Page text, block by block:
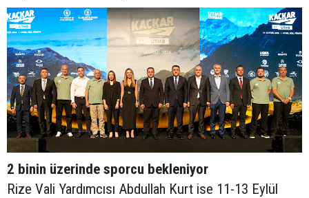
2 binin üzerinde sporcu bekleniyor
Rize Vali Yardımcısı Abdullah Kurt ise 11-13 Eylül